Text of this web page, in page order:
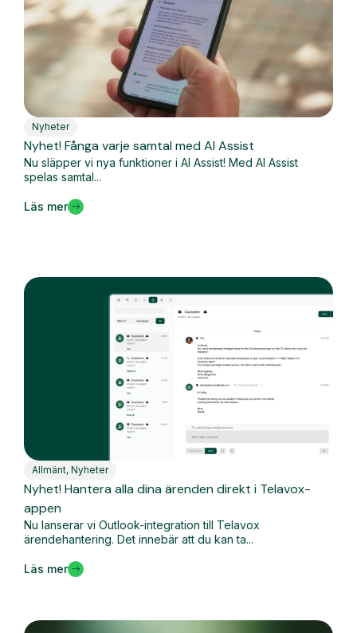
Nyheter
Nyhet! Fånga varje samtal med AI Assist
Nu släpper vi nya funktioner i AI Assist! Med AI Assist
spelas samtal...
Läs mer
Allmänt, Nyheter
Nyhet! Hantera alla dina ärenden direkt i Telavox-
appen
Nu lanserar vi Outlook-integration till Telavox
ärendehantering. Det innebär att du kan ta...
Läs mer